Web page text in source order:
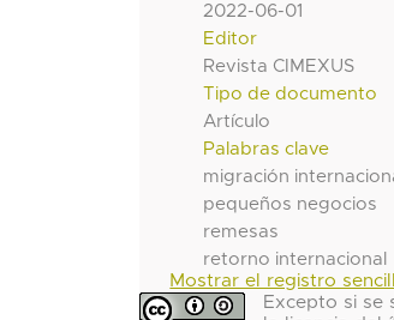
2022-06-01
Editor
Revista CIMEXUS
Tipo de documento
Artículo
Palabras clave
migración
pequeños negocios
remesas
retorno internacional
Mostrar el registro
Excepto si se